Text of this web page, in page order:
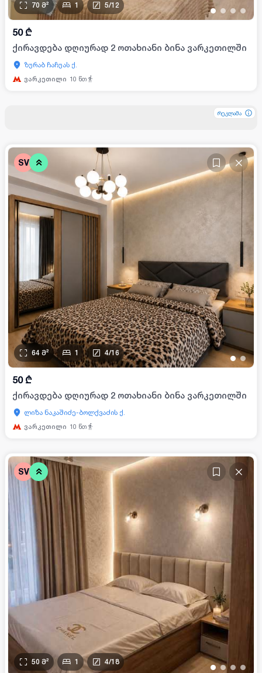
• • • •
70 მ² 1 5/12
50 ₾
ქირავდება დღიურად 2 ოთახიანი ბინა ვარკეთილში
ზურაბ ჩაჩუას ქ.
ვარკეთილი 10 წთ
SV
••
64 მ² 1 4/16
50 ₾
ქირავდება დღიურად 2 ოთახიანი ბინა ვარკეთილში
ლიზა ნაკაშიძე-ბოლქვაძის ქ.
ვარკეთილი 10 წთ
რეკლამა
რეკლამა
რეკლამა
SV
•• • •
50 მ² 1 4/18